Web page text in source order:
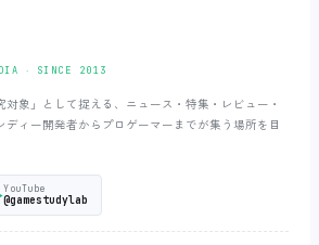
‧ SINCE 2013
象」として捉える、ニュース・特集・レビュー・
ディー開発者からプロゲーマーまでが集う場所を目
YouTube
@gamestudylab